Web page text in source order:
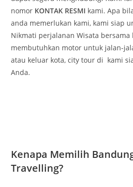
nomor KONTAK RESMI kami. Apa
anda memerlukan kami, kami siap
Nikmati perjalanan Wisata bersama
membutuhkan motor untuk jalan-
atau keluar kota, city tour di kami
Anda.
Kenapa Memilih
Travelling?